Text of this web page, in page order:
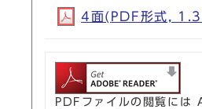
4面(PDF形式,
PDFファイルの閲覧に